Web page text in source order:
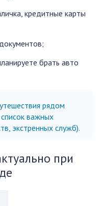
кредитные карты
брать авто
рядом
важных
экстренных служб).
при